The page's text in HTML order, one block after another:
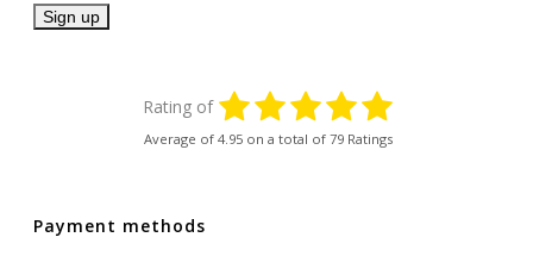
Rating of
Average of 4.95 on a total of 79 Ratings
Payment methods